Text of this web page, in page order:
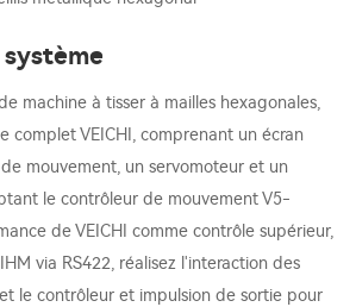
machine à tisser à mailles hexagonales,
complet VEICHI, comprenant un écran
mouvement, un servomoteur et un
le contrôleur de mouvement V5-
de VEICHI comme contrôle supérieur,
via RS422, réalisez l'interaction des
le contrôleur et impulsion de sortie pour